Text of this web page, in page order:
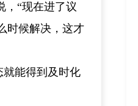
，“现在进了议
时候解决，这才
就能得到及时化